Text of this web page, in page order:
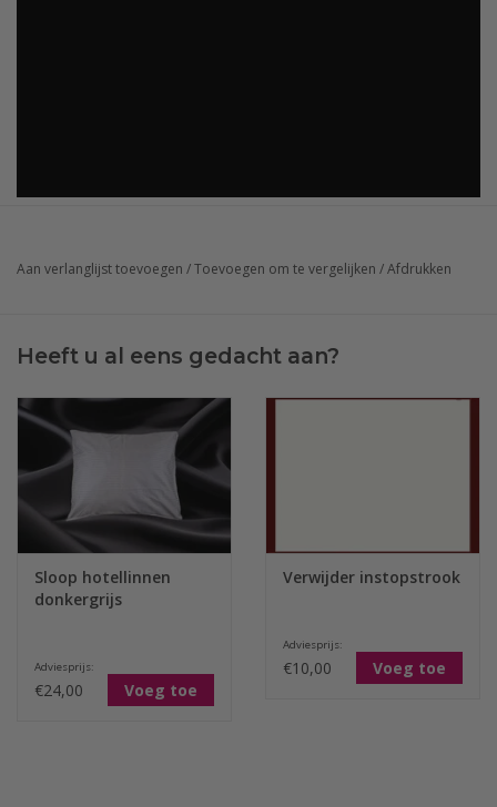
Aan verlanglijst toevoegen /Toevoegen om te vergelijken /Afdrukken
Heeft u al eens gedacht aan?
Sloop hotellinnen
donkergrijs
Adviesprijs:
€24,00 Voeg toe
Verwijder instopstrook
Adviesprijs:
€10,00 Voeg toe